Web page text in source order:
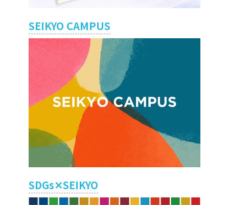
SEIKYO CAMPUS
SDGs✕SEIKYO